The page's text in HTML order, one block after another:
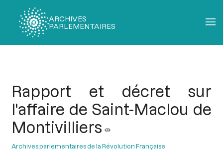
ARCHIVES
PARLEMENTAIRES
Rapport et décret sur
l'affaire de Saint-Maclou de
Montivilliers
Archives parlementaires de la Révolution Française